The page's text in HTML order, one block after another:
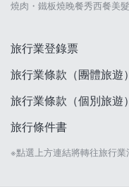
燒肉・鐵板燒晚餐秀西餐美
旅行業登錄票
旅行業條款（團體旅遊）
旅行業條款（個別旅遊）
旅行條件書
※點選上方連結將轉往旅行業